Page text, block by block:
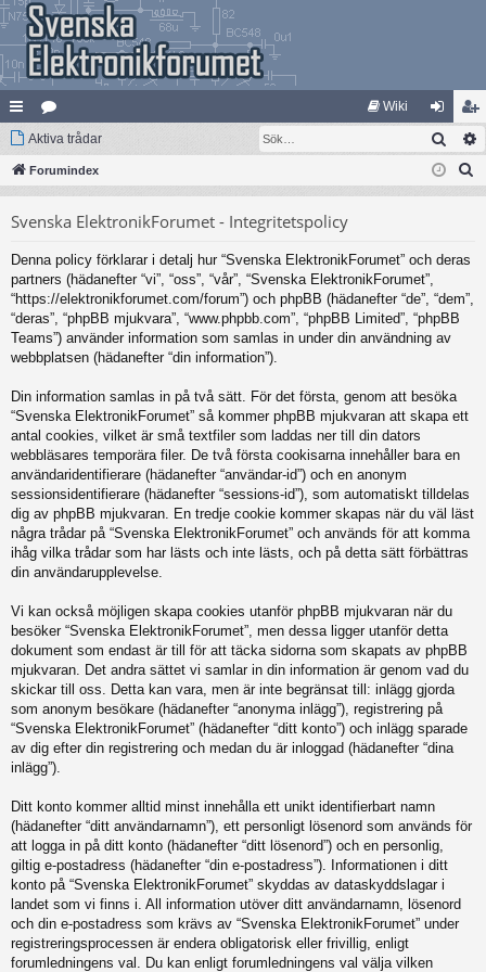
na
bb
ar
at
eg
Wiki
og
ga
li
m
m
Aktiva trådar Sök
Forumindex
Svenska ElektronikForumet - Integritetspolicy
Denna policy förklarar i detalj hur “Svenska ElektronikForumet” och deras
partners (hädanefter “vi”, “oss”, “vår”, “Svenska ElektronikForumet”,
“https://elektronikforumet.com/forum”) och phpBB (hädanefter “de”, “dem”,
“deras”, “phpBB mjukvara”, “www.phpbb.com”, “phpBB Limited”, “phpBB
Teams”) använder information som samlas in under din användning av
webbplatsen (hädanefter “din information”).
Din information samlas in på två sätt. För det första, genom att besöka
“Svenska ElektronikForumet” så kommer phpBB mjukvaran att skapa ett
antal cookies, vilket är små textfiler som laddas ner till din dators
webbläsares temporära filer. De två första cookisarna innehåller bara en
användaridentifierare (hädanefter “användar-id”) och en anonym
sessionsidentifierare (hädanefter “sessions-id”), som automatiskt tilldelas
dig av phpBB mjukvaran. En tredje cookie kommer skapas när du väl läst
några trådar på “Svenska ElektronikForumet” och används för att komma
ihåg vilka trådar som har lästs och inte lästs, och på detta sätt förbättras
din användarupplevelse.
Vi kan också möjligen skapa cookies utanför phpBB mjukvaran när du
besöker “Svenska ElektronikForumet”, men dessa ligger utanför detta
dokument som endast är till för att täcka sidorna som skapats av phpBB
mjukvaran. Det andra sättet vi samlar in din information är genom vad du
skickar till oss. Detta kan vara, men är inte begränsat till: inlägg gjorda
som anonym besökare (hädanefter “anonyma inlägg”), registrering på
“Svenska ElektronikForumet” (hädanefter “ditt konto”) och inlägg sparade
av dig efter din registrering och medan du är inloggad (hädanefter “dina
inlägg”).
Ditt konto kommer alltid minst innehålla ett unikt identifierbart namn
(hädanefter “ditt användarnamn”), ett personligt lösenord som används för
att logga in på ditt konto (hädanefter “ditt lösenord”) och en personlig,
giltig e-postadress (hädanefter “din e-postadress”). Informationen i ditt
konto på “Svenska ElektronikForumet” skyddas av dataskyddslagar i
landet som vi finns i. All information utöver ditt användarnamn, lösenord
och din e-postadress som krävs av “Svenska ElektronikForumet” under
registreringsprocessen är endera obligatorisk eller frivillig, enligt
forumledningens val. Du kan enligt forumledningens val välja vilken